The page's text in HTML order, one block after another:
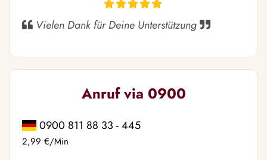
Vielen Dank für Deine Unterstützung
Anruf via 0900
0900 811 88 33 - 445
2,99 €/Min